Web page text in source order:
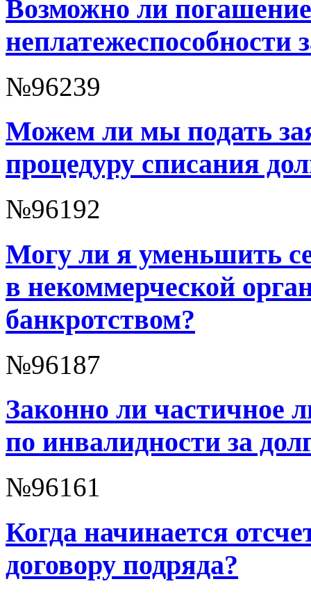
Возможно ли
неплатежеспособности
№96239
Можем ли мы подать
процедуру списания
№96192
Могу ли я уменьшить
в некоммерческой
банкротством?
№96187
Законно ли частичное
по инвалидности за
№96161
Когда начинается
договору подряда?